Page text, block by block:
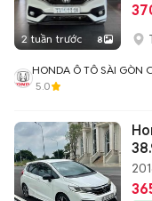
2 tuần trước 8
HONDA Ô TÔ SÀI GÒN
5.0